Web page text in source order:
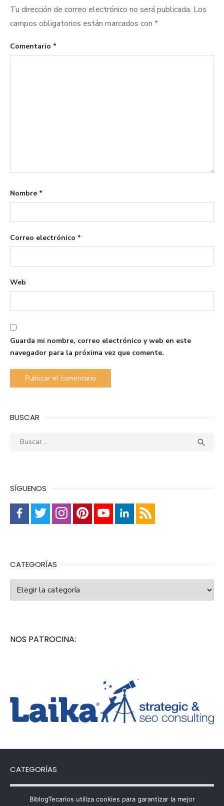
Tu dirección de correo electrónico no será publicada. Los
campos obligatorios están marcados con *
Comentario *
Nombre *
Correo electrónico *
Web
Guarda mi nombre, correo electrónico y web en este
navegador para la próxima vez que comente.
BUSCAR
Buscar: 
SÍGUENOS
CATEGORÍAS
Categorías
NOS PATROCINA:
CATEGORÍAS
Categorías
BiblogTecarios utiliza cookies para garantizar la mejor